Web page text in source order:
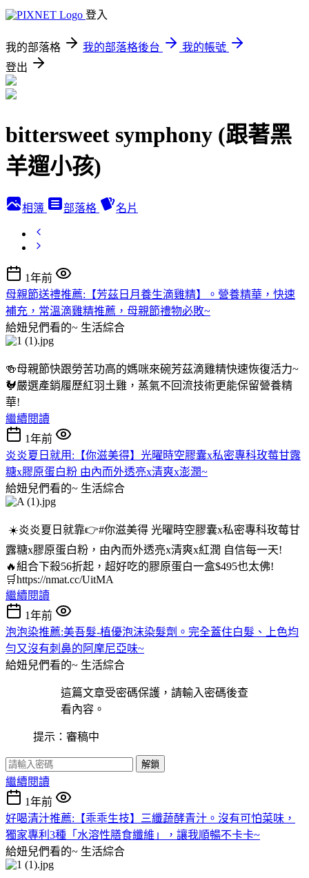
登入
我的部落格 我的部落格後台
我的帳號
登出
bittersweet symphony (跟著黑
羊遛小孩)
相簿 部落格 名片
1年前
母親節送禮推薦:【芳茲日月養生滴雞精】。營養精華，快速
補充，常溫滴雞精推薦，母親節禮物必敗~
給妞兒們看的~ 生活綜合
🍻母親節快跟勞苦功高的媽咪來碗芳茲滴雞精快速恢復活力~
🐓嚴選產銷履歷紅羽土雞，蒸氣不回流技術更能保留營養精
華!
繼續閱讀
1年前
炎炎夏日就用:【你滋美得】光曜時空膠囊x私密專科玫莓甘露
糖x膠原蛋白粉 由內而外透亮x清爽x澎潤~
給妞兒們看的~ 生活綜合
☀️炎炎夏日就靠👉#你滋美得 光曜時空膠囊x私密專科玫莓甘
露糖x膠原蛋白粉，由內而外透亮x清爽x紅潤 自信每一天!
🔥組合下殺56折起，超好吃的膠原蛋白一盒$495也太佛!
🛒https://nmat.cc/UitMA
繼續閱讀
1年前
泡泡染推薦:美吾髮-植優泡沫染髮劑。完全蓋住白髮、上色均
勻又沒有刺鼻的阿摩尼亞味~
給妞兒們看的~ 生活綜合
這篇文章受密碼保護，請輸入密碼後查
看內容。
提示：審稿中
解鎖
繼續閱讀
1年前
好喝清汁推薦:【乖乖生技】三纖蔬酵青汁。沒有可怕菜味，
獨家專利3種「水溶性膳食纖維」，讓我順暢不卡卡~
給妞兒們看的~ 生活綜合